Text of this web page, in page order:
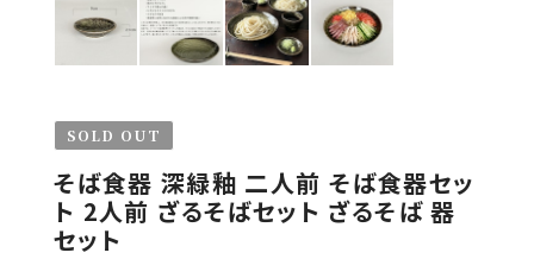
SOLD OUT
そば食器 深緑釉 二人前 そば食器セッ
ト 2人前 ざるそばセット ざるそば 器
セット